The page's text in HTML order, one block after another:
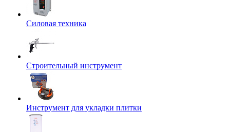
Силовая техника
Строительный инструмент
Инструмент для укладки плитки